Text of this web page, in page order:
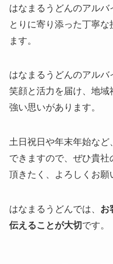
はなまるうどんのアル
とりに寄り添った丁寧
ます。
はなまるうどんのアル
笑顔と活力を届け、地域
強い思いがあります。
土日祝日や年末年始な
できますので、ぜひ貴
頂きたく、よろしくお願
はなまるうどんでは、 お
伝えることが大切 です。